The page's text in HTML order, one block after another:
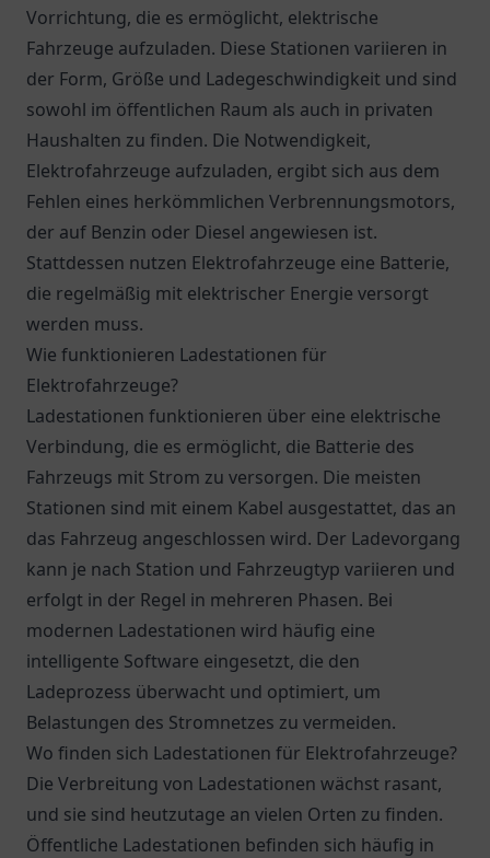
Vorrichtung, die es ermöglicht, elektrische
Fahrzeuge aufzuladen. Diese Stationen variieren in
der Form, Größe und Ladegeschwindigkeit und sind
sowohl im öffentlichen Raum als auch in privaten
Haushalten zu finden. Die Notwendigkeit,
Elektrofahrzeuge aufzuladen, ergibt sich aus dem
Fehlen eines herkömmlichen Verbrennungsmotors,
der auf Benzin oder Diesel angewiesen ist.
Stattdessen nutzen Elektrofahrzeuge eine Batterie,
die regelmäßig mit elektrischer Energie versorgt
werden muss.
Wie funktionieren Ladestationen für
Elektrofahrzeuge?
Ladestationen funktionieren über eine elektrische
Verbindung, die es ermöglicht, die Batterie des
Fahrzeugs mit Strom zu versorgen. Die meisten
Stationen sind mit einem Kabel ausgestattet, das an
das Fahrzeug angeschlossen wird. Der Ladevorgang
kann je nach Station und Fahrzeugtyp variieren und
erfolgt in der Regel in mehreren Phasen. Bei
modernen Ladestationen wird häufig eine
intelligente Software eingesetzt, die den
Ladeprozess überwacht und optimiert, um
Belastungen des Stromnetzes zu vermeiden.
Wo finden sich Ladestationen für Elektrofahrzeuge?
Die Verbreitung von Ladestationen wächst rasant,
und sie sind heutzutage an vielen Orten zu finden.
Öffentliche Ladestationen befinden sich häufig in